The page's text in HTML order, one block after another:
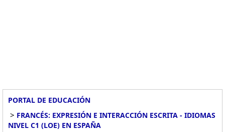
PORTAL DE EDUCACIÓN
> FRANCÉS: EXPRESIÓN E INTERACCIÓN ESCRITA - IDIOMAS
NIVEL C1 (LOE) EN ESPAÑA